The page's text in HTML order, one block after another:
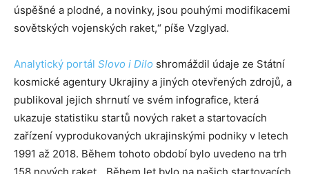
úspěšné a plodné, a novinky, jsou pouhými modifikacemi
sovětských vojenských raket,“ píše Vzglyad.
Analytický portál Slovo i Dilo shromáždil údaje ze Státní
kosmické agentury Ukrajiny a jiných otevřených zdrojů, a
publikoval jejich shrnutí ve svém infografice, která
ukazuje statistiku startů nových raket a startovacích
zařízení vyprodukovaných ukrajinskými podniky v letech
1991 až 2018. Během tohoto období bylo uvedeno na trh